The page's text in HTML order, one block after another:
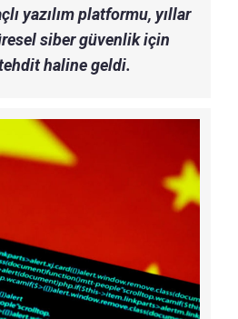
yazılım platformu, yıllar
siber güvenlik için
haline geldi.